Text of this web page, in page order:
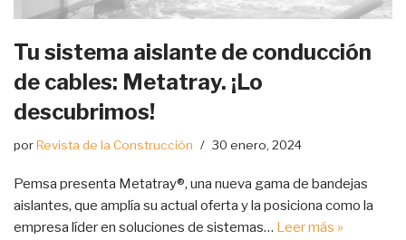
Tu sistema aislante de conducción
de cables: Metatray. ¡Lo
descubrimos!
porRevista de la Construcción 30 enero, 2024
Pemsa presenta Metatray®, una nueva gama de bandejas
aislantes, que amplía su actual oferta y la posiciona como la
empresa líder en soluciones de sistemas… Leer más »